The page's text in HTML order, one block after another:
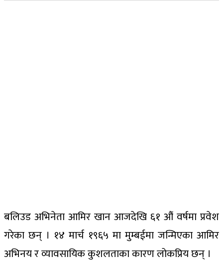
बलिउड अभिनेता आमिर खान आजदेखि ६१ औं वर्षमा प्रवेश
गरेका छन् । १४ मार्च १९६५ मा मुम्बईमा जन्मिएका आमिर
अभिनय र व्यावसायिक कुशलताका कारण लोकप्रिय छन् ।